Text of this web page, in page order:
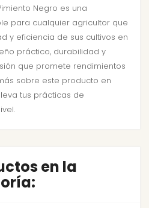
Negro es una
para cualquier agricultor que
y eficiencia de sus cultivos en
práctico, durabilidad y
que promete rendimientos
sobre este producto en
tus prácticas de
en la